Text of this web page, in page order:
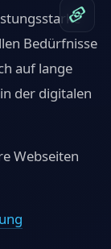
Bedürfnisse
auf lange
der digitalen
Webseiten